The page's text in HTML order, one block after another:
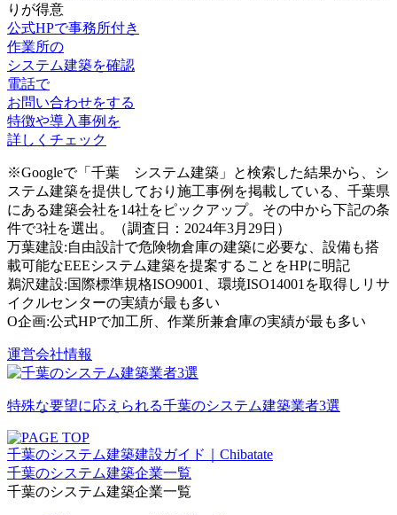
りが得意
公式HPで事務所付き
作業所の
システム建築を確認
電話で
お問い合わせをする
特徴や導入事例を
詳しくチェック
※Googleで「千葉 システム建築」と検索した結果から、シ
ステム建築を提供しており施工事例を掲載している、千葉県
にある建築会社を14社をピックアップ。その中から下記の条
件で3社を選出。（調査日：2024年3月29日）
万葉建設:自由設計で危険物倉庫の建築に必要な、設備も搭
載可能なEEEシステム建築を提案することをHPに明記
鵜沢建設:国際標準規格ISO9001、環境ISO14001を取得しリサ
イクルセンターの実績が最も多い
O企画:公式HPで加工所、作業所兼倉庫の実績が最も多い
運営会社情報
特殊な要望に応えられる千葉のシステム建築業者3選
千葉のシステム建築建設ガイド｜Chibatate
千葉のシステム建築企業一覧
千葉のシステム建築企業一覧